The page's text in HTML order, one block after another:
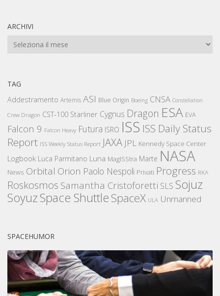
ARCHIVI
Archivi
TAG
Addestramento Artemis ASI Blue Origin Boeing CNSA Constellation
Crew Dragon CST-100 Starliner Cygnus Dragon ESA EVA
Falcon 9 Falcon Heavy Futura ISRO ISS ISS Daily Status
Report ISS Weekly Status Report JAXA JPL Kennedy Space Center
Logbook Luca Parmitano Luna MagISStra Marte NASA
News Orbital Orion Paolo Nespoli Privati Progress RKA
Roskosmos Samantha Cristoforetti SLS Sojuz
SoyuzSpace ShuttleSpaceX ULA Unmanned
SPACEHUMOR